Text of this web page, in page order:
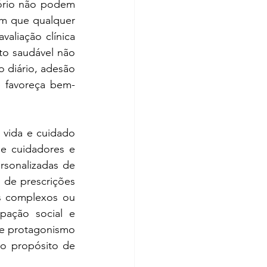
não podem
que qualquer
clínica
saudável não
diário, adesão
bem-
e cuidado
cuidadores e
de
prescrições
complexos ou
social e
protagonismo
propósito de